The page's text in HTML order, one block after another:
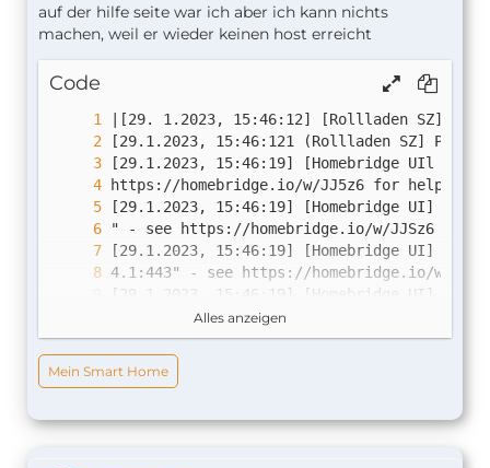
auf der hilfe seite war ich aber ich kann nichts
machen, weil er wieder keinen host erreicht
Code
Alles anzeigen
Mein Smart Home